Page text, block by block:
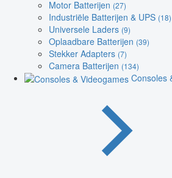
Motor Batterijen (27)
Industriële Batterijen & UPS (18)
Universele Laders (9)
Oplaadbare Batterijen (39)
Stekker Adapters (7)
Camera Batterijen (134)
Consoles